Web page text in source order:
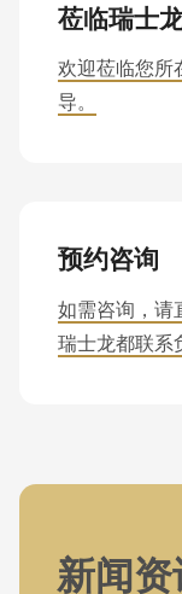
莅临瑞士
欢迎莅临您所
导。
预约咨询
如需咨询，请
瑞士龙都联系
新闻资